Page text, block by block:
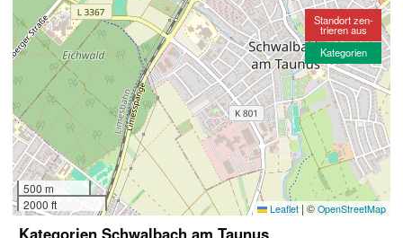
500 m
2000 ft
Leaflet | © OpenStreetMap
Standort zen-
trieren aus
Kategorien
Kategorien Schwalbach am Taunus